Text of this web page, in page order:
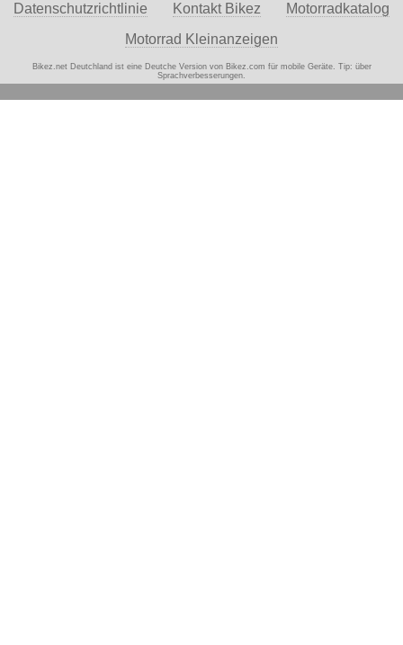
Datenschutzrichtlinie
Kontakt Bikez
Motorradkatalog
Motorrad Kleinanzeigen
Bikez.net Deutchland ist eine Deutche Version von Bikez.com für mobile Geräte. Tip: über
Sprachverbesserungen.